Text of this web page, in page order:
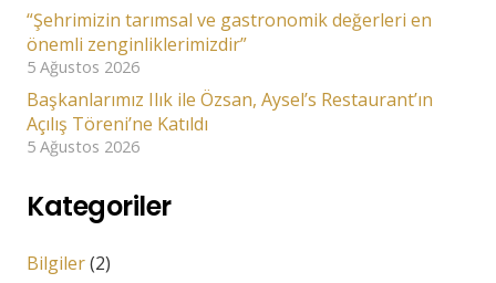
“Şehrimizin tarımsal ve gastronomik değerleri en
önemli zenginliklerimizdir”
5 Ağustos 2026
Başkanlarımız Ilık ile Özsan, Aysel’s Restaurant’ın
Açılış Töreni’ne Katıldı
5 Ağustos 2026
Kategoriler
Bilgiler(2)